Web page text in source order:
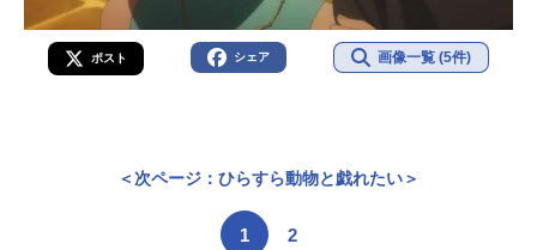
ポスト シェア 画像一覧 (5件)
＜次ページ：ひらすら動物と戯れたい＞
1 2